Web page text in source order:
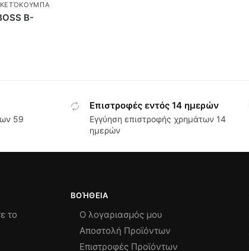
B-
59
Επιστροφές εντός 14 ημερών
Εγγύηση επιστροφής χρημάτων 14
ημερών
το
ΒΟΉΘΕΙΑ
Ο λογαριασμός μου
Αποστολή Προϊόντων
Επιστροφές Προϊόντων